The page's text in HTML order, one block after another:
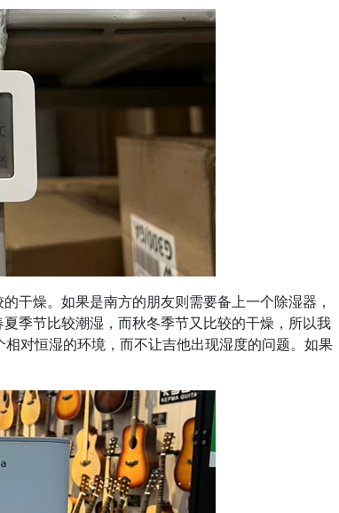
干燥。如果是南方的朋友则需要备上一个除湿器，
季节比较潮湿，而秋冬季节又比较的干燥，所以我
对恒湿的环境，而不让吉他出现湿度的问题。如果